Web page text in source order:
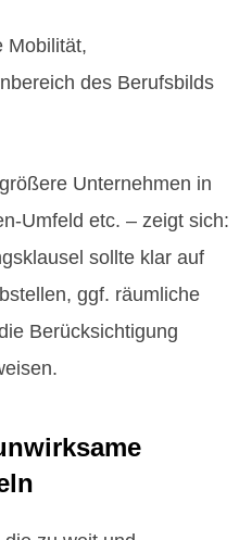
Mobilität,
des Berufsbilds
Unternehmen in
etc. – zeigt sich:
sollte klar auf
ggf. räumliche
Berücksichtigung